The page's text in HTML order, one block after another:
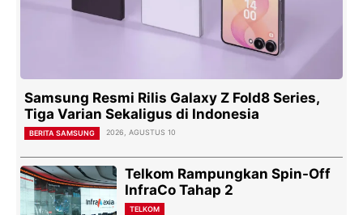
Samsung Resmi Rilis Galaxy Z Fold8 Series,
Tiga Varian Sekaligus di Indonesia
BERITA SAMSUNG 2026, AGUSTUS 10
Telkom Rampungkan Spin-Off
InfraCo Tahap 2
TELKOM